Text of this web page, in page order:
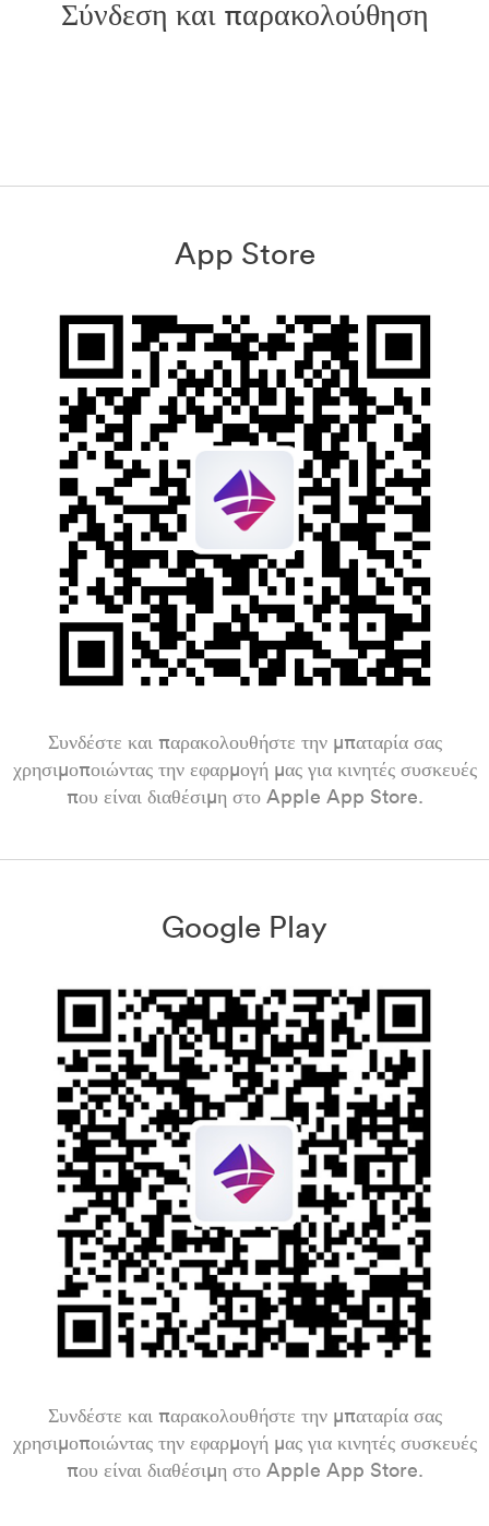
Σύνδεση και παρακολούθηση
App Store
Συνδέστε και παρακολουθήστε την μπαταρία σας
χρησιμοποιώντας την εφαρμογή μας για κινητές συσκευές
που είναι διαθέσιμη στο Apple App Store.
Google Play
Συνδέστε και παρακολουθήστε την μπαταρία σας
χρησιμοποιώντας την εφαρμογή μας για κινητές συσκευές
που είναι διαθέσιμη στο Apple App Store.